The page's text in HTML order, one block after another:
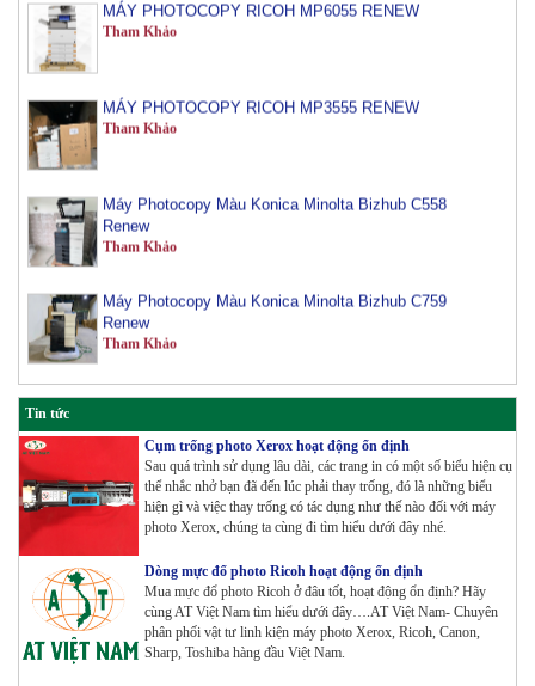
Tham Khảo
Tham Khảo
Renew
Tham Khảo
Renew
Tham Khảo
Tham Khảo
Máy Photocopy màu Toshiba E-Studio 3515AC Renew
Tham Khảo
Máy Photocopy Konica Minolta Bizhub 360i Renew
Tham Khảo
Máy Photocopy màu Toshiba E-Studio 4515AC Renew
Tin tức
Cụm trống photo Xerox hoạt động ổn định
Sau quá trình sử dụng lâu dài, các trang in có một số biểu hiện cụ
thể nhắc nhở bạn đã đến lúc phải thay trống, đó là những biểu
hiện gì và việc thay trống có tác dụng như thế nào đối với máy
photo Xerox, chúng ta cùng đi tìm hiểu dưới đây nhé.
Dòng mực đổ photo Ricoh hoạt động ổn định
Mua mực đổ photo Ricoh ở đâu tốt, hoạt động ổn định? Hãy
cùng AT Việt Nam tìm hiểu dưới đây….AT Việt Nam- Chuyên
phân phối vật tư linh kiện máy photo Xerox, Ricoh, Canon,
Sharp, Toshiba hàng đầu Việt Nam.